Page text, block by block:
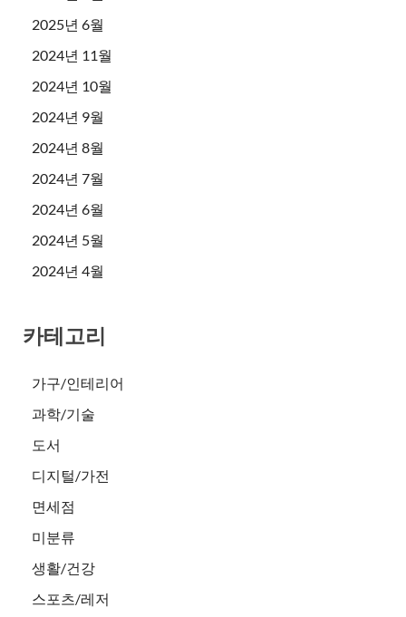
2025년 6월
2024년 11월
2024년 10월
2024년 9월
2024년 8월
2024년 7월
2024년 6월
2024년 5월
2024년 4월
카테고리
가구/인테리어
과학/기술
도서
디지털/가전
면세점
미분류
생활/건강
스포츠/레저